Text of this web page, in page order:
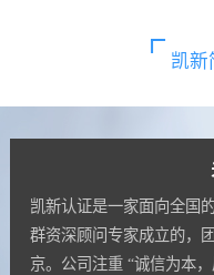
凯新
凯新认证是一家面向全国
群资深顾问专家成立的，
京。公司注重 “诚信为本